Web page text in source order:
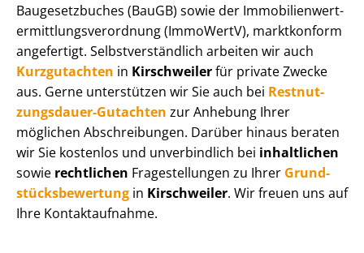
Baugesetzbuches (BauGB) sowie der Im­mo­bi­li­en­wert­
ermitt­lungs­ver­ord­nung (ImmoWertV), marktkonform
angefertigt. Selbst­ver­ständ­lich arbeiten wir auch
Kurzgutachten in Kirschweilerfür private Zwecke
aus. Gerne unterstützen wir Sie auch bei Rest­nut­
zungs­dau­er-Gutachten zur Anhebung Ihrer
möglichen Abschreibungen. Darüber hinaus beraten
wir Sie kostenlos und unverbindlich bei inhaltlichen
sowie rechtlichen Fragestellungen zu Ihrer Grund­
stücks­be­wer­tung in Kirschweiler. Wir freuen uns auf
Ihre Kontaktaufnahme.